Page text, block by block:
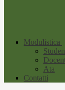
Modulistica
Ata
Contatti